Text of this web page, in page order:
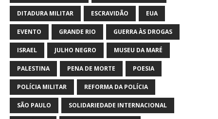
DITADURA MILITAR ESCRAVIDÃO EUA
EVENTO GRANDE RIO GUERRA ÀS DROGAS
ISRAEL JULHO NEGRO MUSEU DA MARÉ
PALESTINA PENA DE MORTE POESIA
POLÍCIA MILITAR REFORMA DA POLÍCIA
SÃO PAULO SOLIDARIEDADE INTERNACIONAL